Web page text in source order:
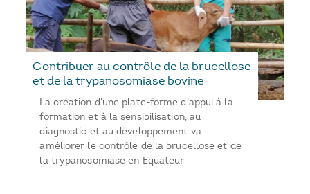
Contribuer au contrôle de la brucellose
et de la trypanosomiase bovine
La création d'une plate-forme d’appui à la
formation et à la sensibilisation, au
diagnostic et au développement va
améliorer le contrôle de la brucellose et de
la trypanosomiase en Equateur